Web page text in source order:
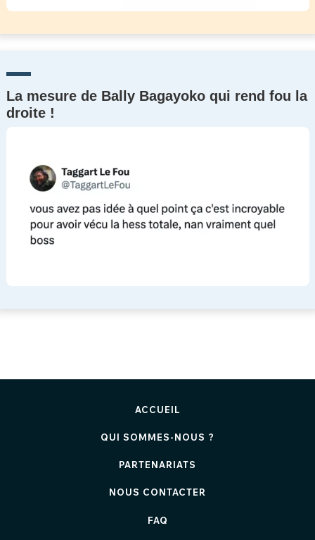
La mesure de Bally Bagayoko qui rend fou la
droite !
ACCUEIL
QUI SOMMES-NOUS ?
PARTENARIATS
NOUS CONTACTER
FAQ